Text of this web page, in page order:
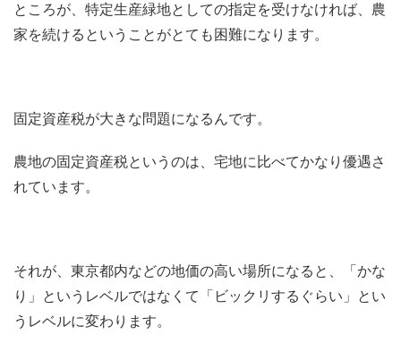
ところが、特定生産緑地としての指定を受けなければ、農
家を続けるということがとても困難になります。
固定資産税が大きな問題になるんです。
農地の固定資産税というのは、宅地に比べてかなり優遇さ
れています。
それが、東京都内などの地価の高い場所になると、「かな
り」というレベルではなくて「ビックリするぐらい」とい
うレベルに変わります。